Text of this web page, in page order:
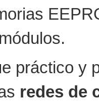
práctico y
redes de